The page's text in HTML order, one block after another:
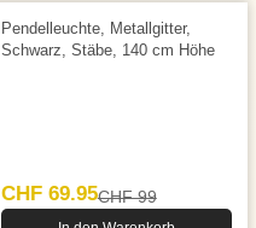
Pendelleuchte, Metallgitter,
Schwarz, Stäbe, 140 cm Höhe
CHF 69.95CHF 99